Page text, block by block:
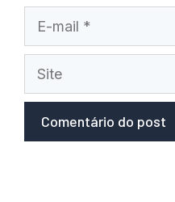
mail
Site